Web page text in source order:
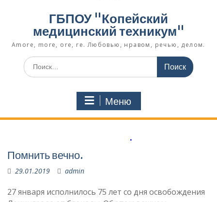
ГБПОУ "Копейский
медицинский техникум"
Amore, more, ore, re. Любовью, нравом, речью, делом.
Поиск
по:
Меню
Помнить вечно.
29.01.2019 admin
27 января исполнилось 75 лет со дня освобождения